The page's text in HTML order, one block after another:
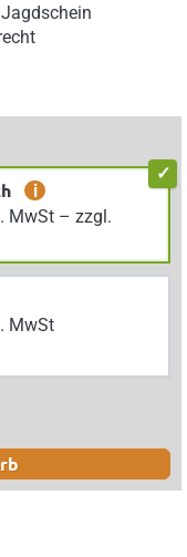
i
MwSt – zzgl.
MwSt